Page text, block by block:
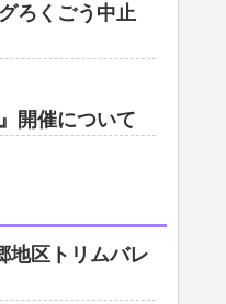
ろくごう中止
開催について
地区トリムバレ